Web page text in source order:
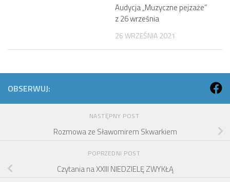
Audycja „Muzyczne pejzaże”
z 26 września
26 WRZEŚNIA 2021
OBSERWUJ:
NASTĘPNY POST
Rozmowa ze Sławomirem Skwarkiem
POPRZEDNI POST
Czytania na XXIII NIEDZIELĘ ZWYKŁĄ